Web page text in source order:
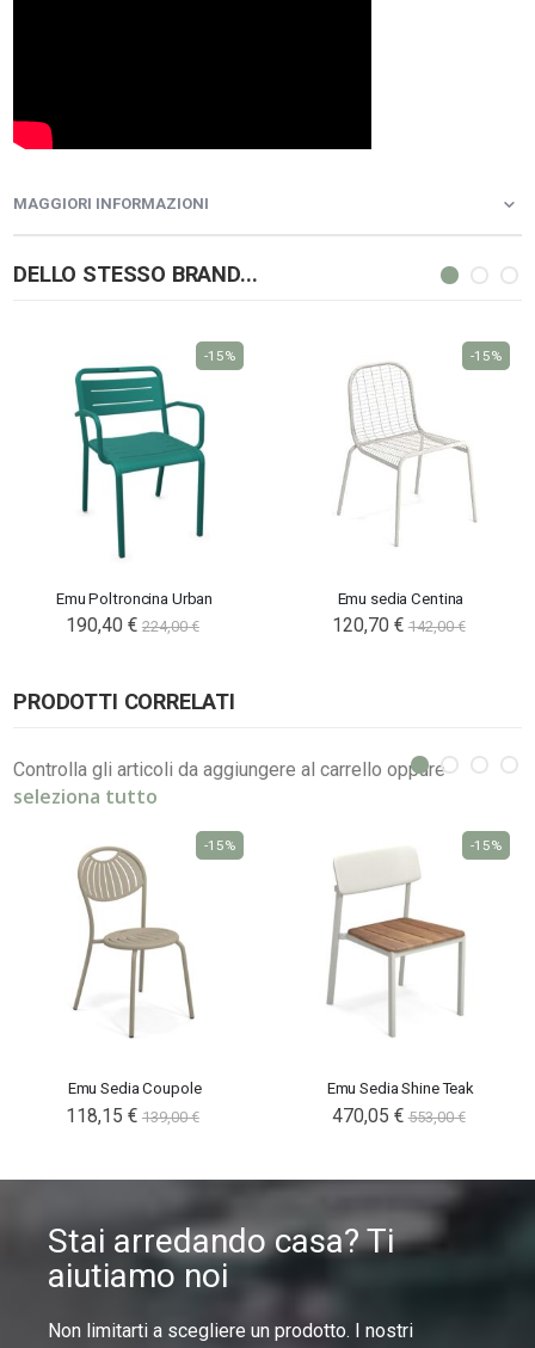
MAGGIORI INFORMAZIONI
DELLO STESSO BRAND...
Emu Poltroncina Urban
190,40 € 224,00 €
-15%
Emu sedia Centina
Special
Price
120,70 € 142,00 €
-15%
PRODOTTI CORRELATI
Controlla gli articoli da aggiungere al carrello oppure
seleziona tutto
Emu Sedia Coupole
118,15 € 139,00 €
-15%
Emu Sedia Shine Teak
470,05 € 553,00 €
-15%
Stai arredando casa? Ti
aiutiamo noi
Non limitarti a scegliere un prodotto. I nostri